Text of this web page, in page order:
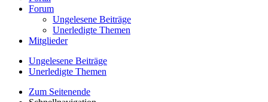
Forum
Ungelesene Beiträge
Unerledigte Themen
Mitglieder
Ungelesene Beiträge
Unerledigte Themen
Zum Seitenende